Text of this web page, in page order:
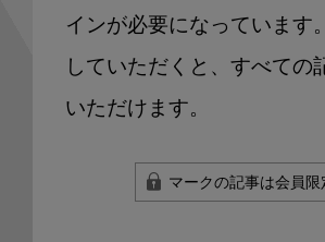
インが必要になっています
していただくと、すべての
いただけます。
マークの記事は会員限